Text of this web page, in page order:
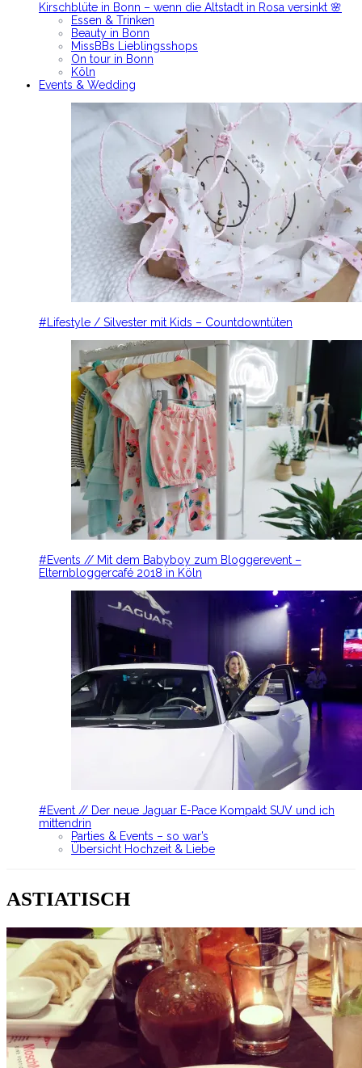
Kirschblüte in Bonn – wenn die Altstadt in Rosa versinkt 🌸
Essen & Trinken
Beauty in Bonn
MissBBs Lieblingsshops
On tour in Bonn
Köln
Events & Wedding
#Lifestyle / Silvester mit Kids – Countdowntüten
#Events // Mit dem Babyboy zum Bloggerevent –
Elternbloggercafé 2018 in Köln
#Event // Der neue Jaguar E-Pace Kompakt SUV und ich
mittendrin
Parties & Events – so war’s
Übersicht Hochzeit & Liebe
ASTIATISCH